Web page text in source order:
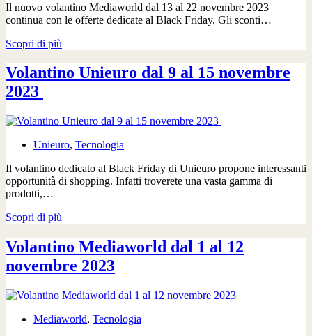
Il nuovo volantino Mediaworld dal 13 al 22 novembre 2023
continua con le offerte dedicate al Black Friday. Gli sconti…
Scopri di più
dal
13
novembre
Volantino Unieuro dal 9 al 15 novembre
2023
Unieuro, Tecnologia
Il volantino dedicato al Black Friday di Unieuro propone interessanti
opportunità di shopping. Infatti troverete una vasta gamma di
prodotti,…
Scopri di più
dal
9
al
novembre
2023
Volantino Mediaworld dal 1 al 12
novembre 2023
Mediaworld, Tecnologia